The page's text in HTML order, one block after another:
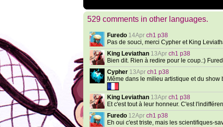
529 comments in other languages.
Furedo 14Apr ch1 p38
Pas de souci, merci Cypher et King
King Leviathan 13Apr ch1 p38
Bien dit. Rien à redire pour le coup.:)
Cypher 13Apr ch1 p38
Même dans le milieu artistique et du
King Leviathan 13Apr ch1 p38
Et c'est tout à leur honneur. C'est
Furedo 12Apr ch1 p38
Eh oui c'est triste, mais les scientifiques-